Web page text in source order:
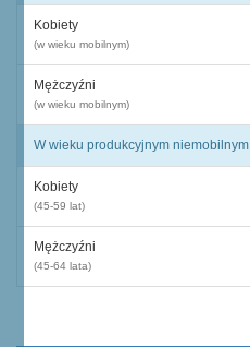
Kobiety
(w wieku mobilnym)
Mężczyźni
(w wieku mobilnym)
W wieku produkcyjnym niemobilnym
Kobiety
(45-59 lat)
Mężczyźni
(45-64 lata)